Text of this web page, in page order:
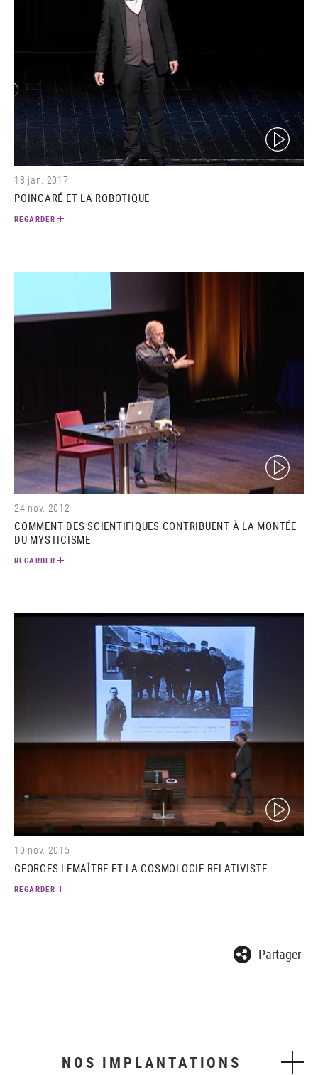
(video)
18 jan. 2017
POINCARÉ ET LA ROBOTIQUE
REGARDER
(video)
24 nov. 2012
COMMENT DES SCIENTIFIQUES CONTRIBUENT À LA MONTÉE
DU MYSTICISME
REGARDER
(video)
10 nov. 2015
GEORGES LEMAÎTRE ET LA COSMOLOGIE RELATIVISTE
REGARDER
Partager
NOS IMPLANTATIONS